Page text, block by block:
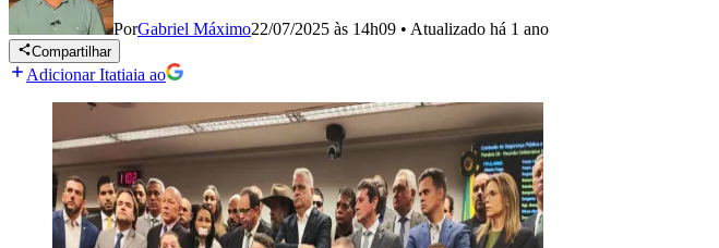
PorGabriel Máximo22/07/2025 às 14h09 • Atualizado há 1 ano
Compartilhar
Adicionar Itatiaia ao